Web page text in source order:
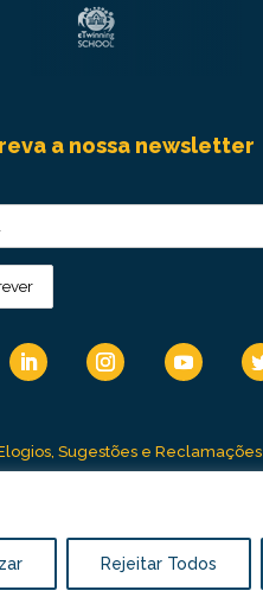
Rejeitar Todos
a nossa newsletter
Sugestões e Reclamações